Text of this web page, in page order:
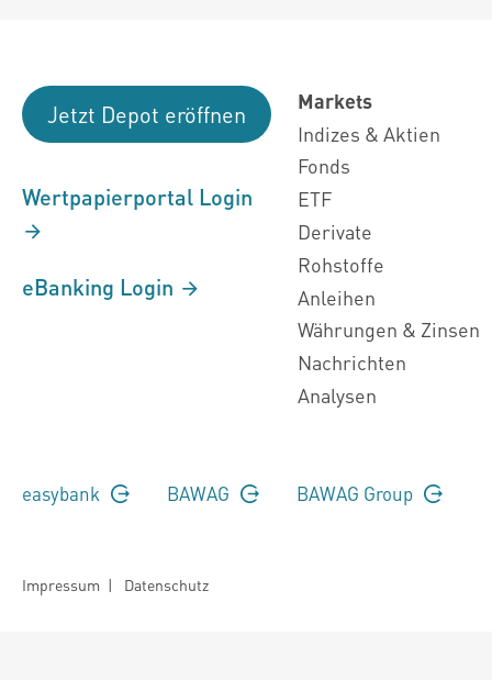
Jetzt Depot eröffnen
Wertpapierportal Login
eBanking Login
Markets
Indizes & Aktien
Fonds
ETF
Derivate
Rohstoffe
Anleihen
Währungen & Zinsen
Nachrichten
Analysen
easybank BAWAG BAWAG Group
Impressum | Datenschutz